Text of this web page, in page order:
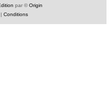
par ©Origin
| Conditions